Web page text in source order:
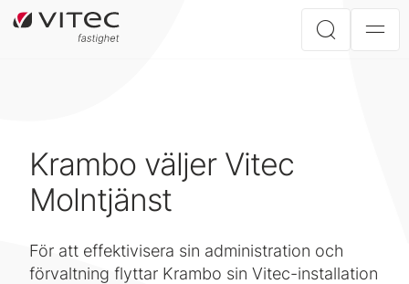
Krambo väljer Vitec
Molntjänst
För att effektivisera sin administration och
förvaltning flyttar Krambo sin Vitec-installation